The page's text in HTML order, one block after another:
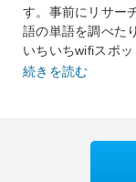
す。事前にリサー
語の単語を調べた
いちいちwifiスポ
続きを読む